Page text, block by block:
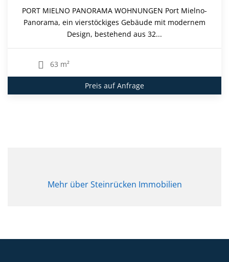
PORT MIELNO PANORAMA WOHNUNGEN Port Mielno-
Panorama, ein vierstöckiges Gebäude mit modernem
Design, bestehend aus 32...
63 m²
Preis auf Anfrage
Mehr über Steinrücken Immobilien